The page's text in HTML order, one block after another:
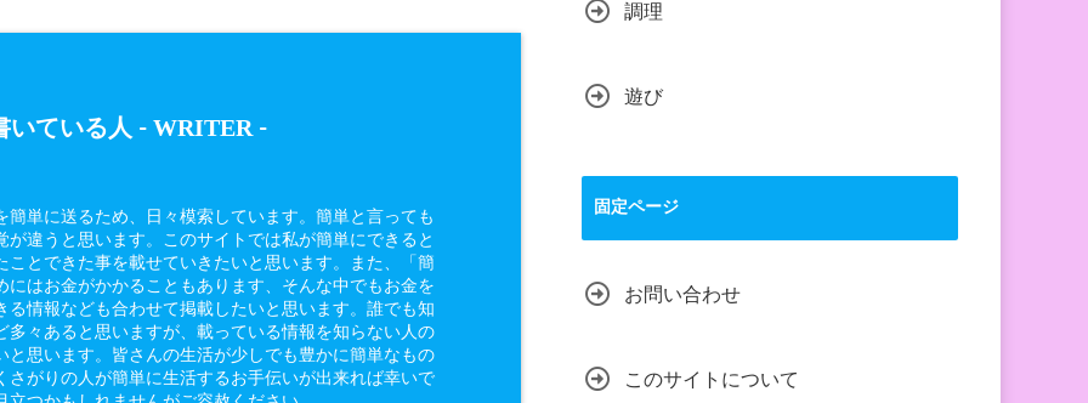
いている人 - WRITER-
簡単に送るため、日々模索しています。簡単と言っても
が違うと思います。このサイトでは私が簡単にできると
ことできた事を載せていきたいと思います。また、「簡
にはお金がかかることもあります、そんな中でもお金を
る情報なども合わせて掲載したいと思います。誰でも知
多々あると思いますが、載っている情報を知らない人の
と思います。皆さんの生活が少しでも豊かに簡単なもの
さがりの人が簡単に生活するお手伝いが出来れば幸いで
調理
遊び
固定ページ
お問い合わせ
このサイトについて